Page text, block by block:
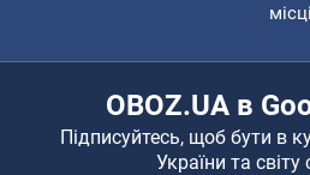
OBOZ.UA в
Підписуйтесь, щоб бути в
України та світу